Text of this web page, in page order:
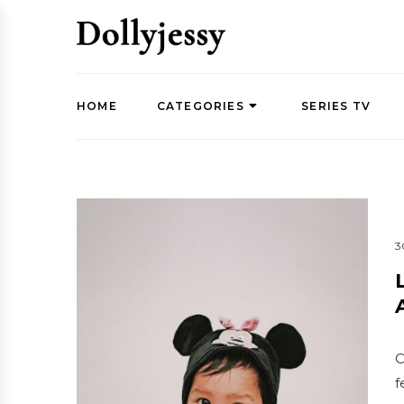
HOME CATEGORIES SERIES TV